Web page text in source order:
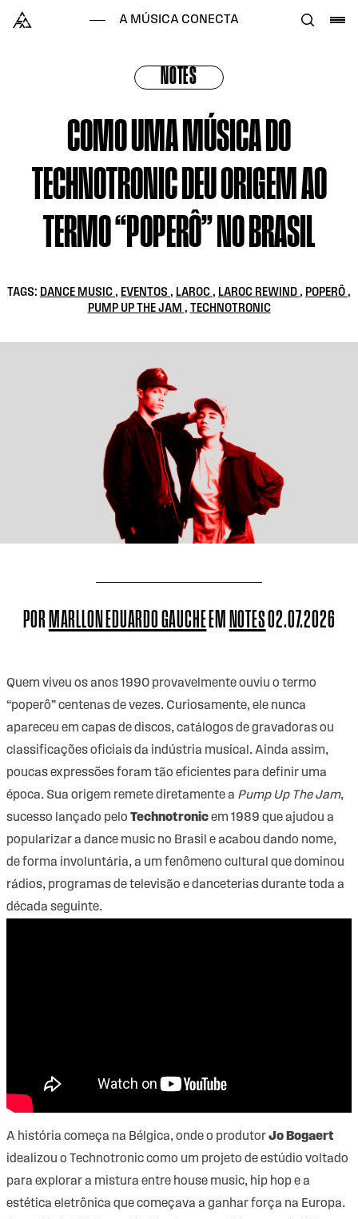
Alataj
A MÚSICA CONECTA
NOTES
COMO UMA MÚSICA DO
TECHNOTRONIC DEU ORIGEM AO
TERMO “POPERÔ” NO BRASIL
TAGS: DANCE MUSIC , EVENTOS , LAROC , LAROC REWIND , POPERÔ ,
PUMP UP THE JAM , TECHNOTRONIC
PORMARLLON EDUARDO GAUCHEEMNOTES02.07.2026
Quem viveu os anos 1990 provavelmente ouviu o termo
“poperô” centenas de vezes. Curiosamente, ele nunca
apareceu em capas de discos, catálogos de gravadoras ou
classificações oficiais da indústria musical. Ainda assim,
poucas expressões foram tão eficientes para definir uma
época. Sua origem remete diretamente a Pump Up The Jam,
sucesso lançado pelo Technotronicem 1989 que ajudou a
popularizar a dance music no Brasil e acabou dando nome,
de forma involuntária, a um fenômeno cultural que dominou
rádios, programas de televisão e danceterias durante toda a
década seguinte.
A história começa na Bélgica, onde o produtorJo Bogaert
idealizou o Technotronic como um projeto de estúdio voltado
para explorar a mistura entre house music, hip hop e a
estética eletrônica que começava a ganhar força na Europa.